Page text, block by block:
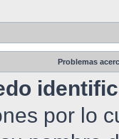
Problemas
por lo